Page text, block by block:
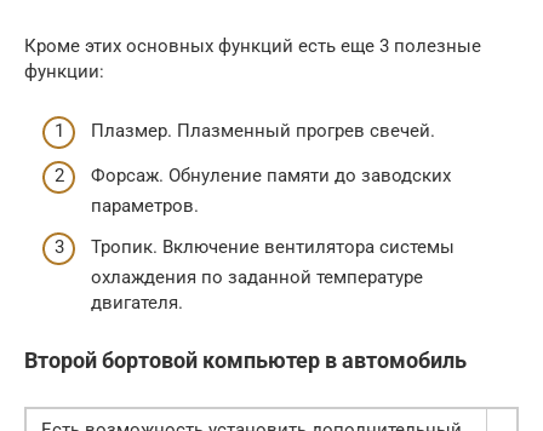
Кроме этих основных функций есть еще 3 полезные
функции:
Плазмер. Плазменный прогрев свечей.
Форсаж. Обнуление памяти до заводских
параметров.
Тропик. Включение вентилятора системы
охлаждения по заданной температуре
двигателя.
Второй бортовой компьютер в автомобиль